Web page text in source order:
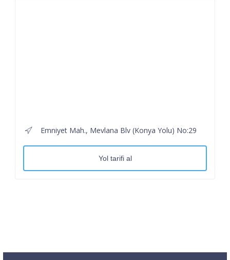
Emniyet Mah., Mevlana Blv (Konya Yolu) No:29
Yol tarifi al